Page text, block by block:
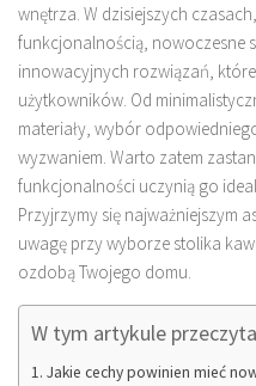
wnętrza. W dzisiejszych
funkcjonalnością, nowoczesne
innowacyjnych rozwiązań,
użytkowników. Od
materiały, wybór
wyzwaniem. Warto zatem
funkcjonalności uczynią go
Przyjrzymy się najważniejszym
uwagę przy wyborze stolika
ozdobą Twojego domu.
W tym artykule
Jakie cechy powinien mieć